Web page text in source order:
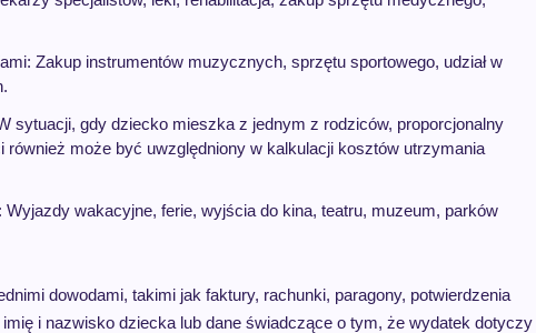
Zakup instrumentów muzycznych, sprzętu sportowego, udział w
sytuacji, gdy dziecko mieszka z jednym z rodziców, proporcjonalny
również może być uwzględniony w kalkulacji kosztów utrzymania
wakacyjne, ferie, wyjścia do kina, teatru, muzeum, parków
dowodami, takimi jak faktury, rachunki, paragony, potwierdzenia
i nazwisko dziecka lub dane świadczące o tym, że wydatek dotyczy